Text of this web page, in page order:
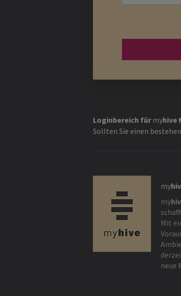
Loginbereich fürmyhive
Sollten Sie einen
my
my
Mit
neue